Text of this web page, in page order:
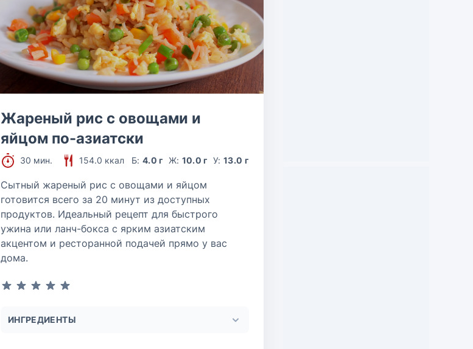
Жареный рис с овощами и
яйцом по-азиатски
30 мин. 154.0 ккал Б: 4.0 г Ж: 10.0 г У: 13.0 г
Сытный жареный рис с овощами и яйцом
готовится всего за 20 минут из доступных
продуктов. Идеальный рецепт для быстрого
ужина или ланч-бокса с ярким азиатским
акцентом и ресторанной подачей прямо у вас
дома.
ИНГРЕДИЕНТЫ